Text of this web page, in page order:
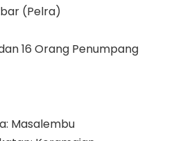
(Pelra)
16 Orang Penumpang
Masalembu